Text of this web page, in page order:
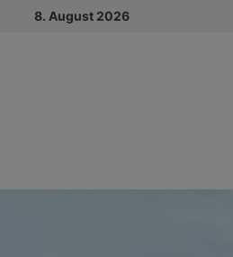
8. August 2026